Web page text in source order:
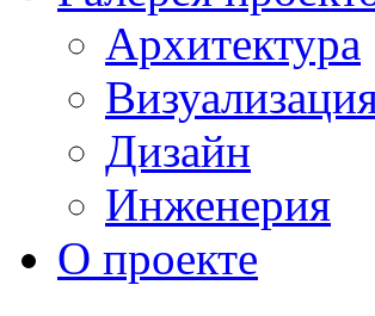
Архитектура
Дизайн
Инженерия
О проекте